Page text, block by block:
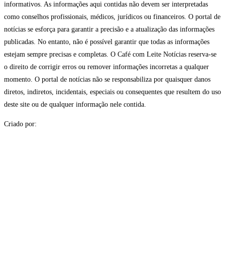
informativos. As informações aqui contidas não devem ser interpretadas
como conselhos profissionais, médicos, jurídicos ou financeiros. O portal de
notícias se esforça para garantir a precisão e a atualização das informações
publicadas. No entanto, não é possível garantir que todas as informações
estejam sempre precisas e completas. O Café com Leite Notícias reserva-se
o direito de corrigir erros ou remover informações incorretas a qualquer
momento. O portal de notícias não se responsabiliza por quaisquer danos
diretos, indiretos, incidentais, especiais ou consequentes que resultem do uso
deste site ou de qualquer informação nele contida.
Criado por: